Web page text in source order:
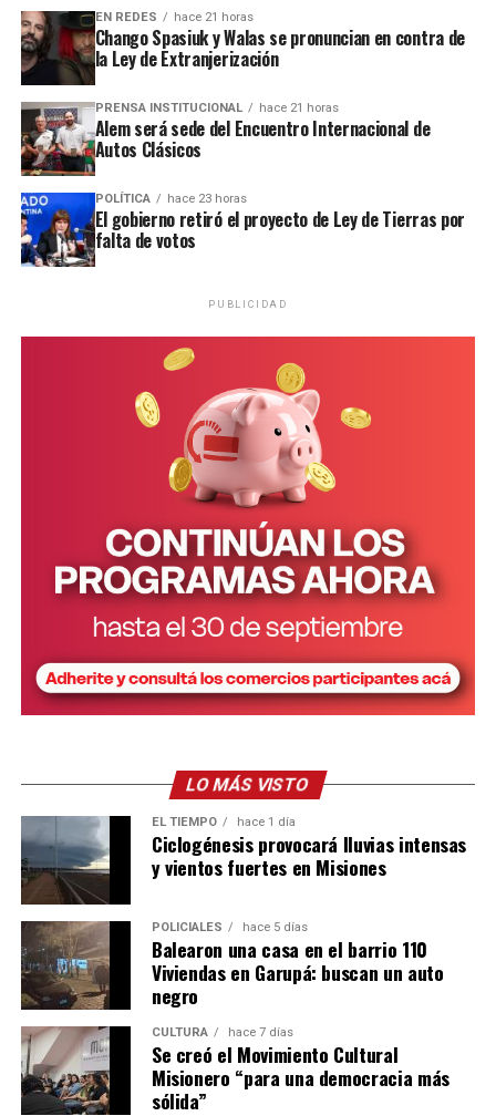
EN REDES hace 21 horas
Chango Spasiuk y Walas se pronuncian en contra de
la Ley de Extranjerización
PRENSA INSTITUCIONAL hace 21 horas
Alem será sede del Encuentro Internacional de
Autos Clásicos
POLÍTICA hace 23 horas
El gobierno retiró el proyecto de Ley de Tierras por
falta de votos
PUBLICIDAD
LO MÁS VISTO
EL TIEMPO hace 1 día
Ciclogénesis provocará lluvias intensas
y vientos fuertes en Misiones
POLICIALES hace 5 días
Balearon una casa en el barrio 110
Viviendas en Garupá: buscan un auto
negro
CULTURA hace 7 días
Se creó el Movimiento Cultural
Misionero “para una democracia más
sólida”